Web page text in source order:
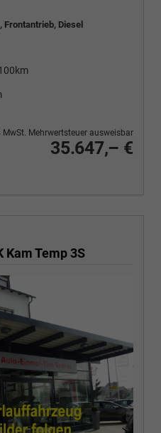
Frontantrieb, Diesel
35.647,– €
MwSt. Mehrwertsteuer ausweisbar
Kam Temp 3S